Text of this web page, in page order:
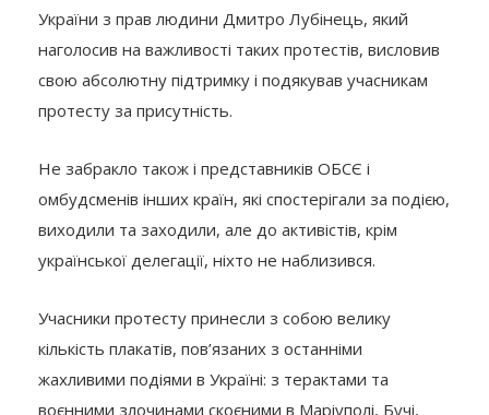
України з прав людини Дмитро Лубінець, який
наголосив на важливості таких протестів, висловив
свою абсолютну підтримку і подякував учасникам
протесту за присутність.
Не забракло також і представників ОБСЄ і
омбудсменів інших країн, які спостерігали за подією,
виходили та заходили, але до активістів, крім
української делегації, ніхто не наблизився.
Учасники протесту принесли з собою велику
кількість плакатів, пов’язаних з останніми
жахливими подіями в Україні: з терактами та
воєнними злочинами скоєними в Маріуполі, Бучі,